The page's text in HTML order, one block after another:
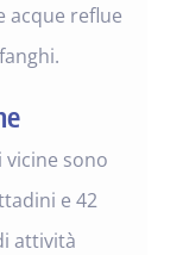
acque reflue
vicine sono
e 42
attività